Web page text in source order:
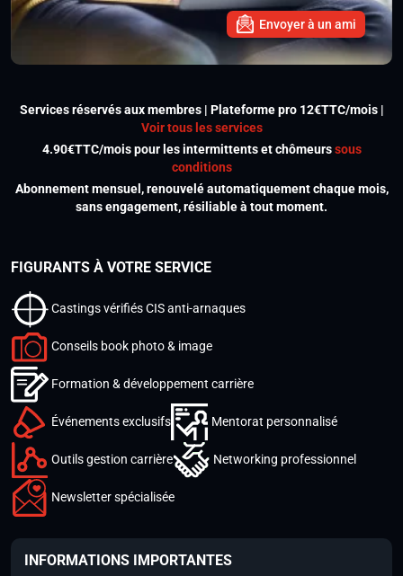
Envoyer à un ami
Services réservés aux membres | Plateforme pro 12€TTC/mois |
Voir tous les services
4.90€TTC/mois pour les intermittents et chômeurssous
conditions
Abonnement mensuel, renouvelé automatiquement chaque mois,
sans engagement, résiliable à tout moment.
FIGURANTS À VOTRE SERVICE
Castings vérifiés CIS anti-arnaques
Conseils book photo & image
Formation & développement carrière
Événements exclusifs Mentorat personnalisé
Outils gestion carrière Networking professionnel
Newsletter spécialisée
INFORMATIONS IMPORTANTES